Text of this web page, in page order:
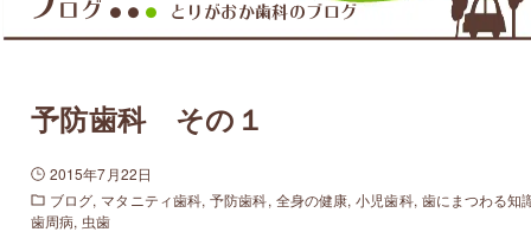
●● ● とりがおか歯科のブログ
予防歯科 その１
2015年7月22日
ブログ マタニティ歯科 予防歯科 全身の健康 小児歯科 歯にまつわる知
歯周病 虫歯